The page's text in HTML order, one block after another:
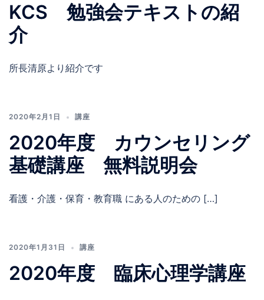
KCS 勉強会テキストの紹
介
所長清原より紹介です
2020年2月1日 講座
2020年度 カウンセリング
基礎講座 無料説明会
看護・介護・保育・教育職 にある人のための […]
2020年1月31日 講座
2020年度 臨床心理学講座